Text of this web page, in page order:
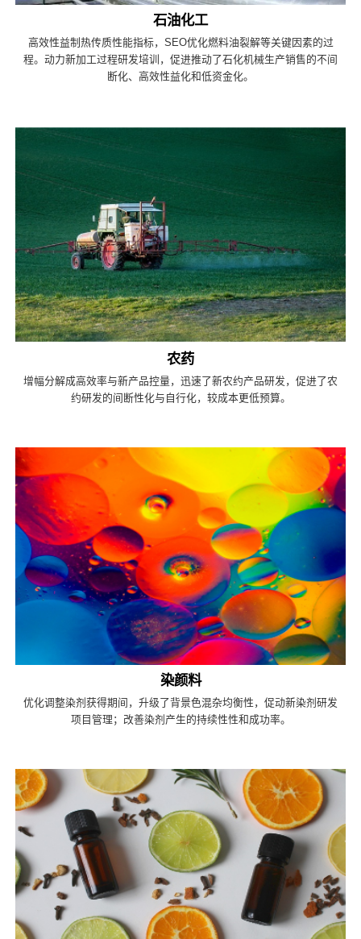
石油化工
高效性益制热传质性能指标，SEO优化燃料油裂解等关键因素的过
程。动力新加工过程研发培训，促进推动了石化机械生产销售的不间
断化、高效性益化和低资金化。
农药
增幅分解成高效率与新产品控量，迅速了新农约产品研发，促进了农
约研发的间断性化与自行化，较成本更低预算。
染颜料
优化调整染剂获得期间，升级了背景色混杂均衡性，促动新染剂研发
项目管理；改善染剂产生的持续性性和成功率。